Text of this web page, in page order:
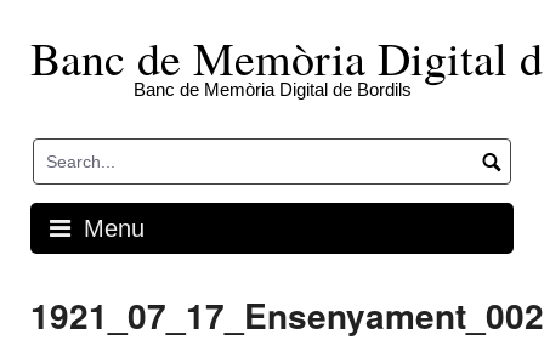
contentBanc de Memòria Digital
Banc de Memòria Digital de Bordils
Menu